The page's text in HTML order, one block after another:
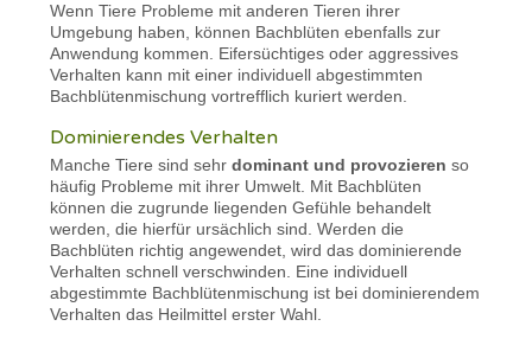
Wenn Tiere Probleme mit anderen Tieren ihrer
Umgebung haben, können Bachblüten ebenfalls zur
Anwendung kommen. Eifersüchtiges oder aggressives
Verhalten kann mit einer individuell abgestimmten
Bachblütenmischung vortrefflich kuriert werden.
Dominierendes Verhalten
Manche Tiere sind sehrdominant und provozieren so
häufig Probleme mit ihrer Umwelt. Mit Bachblüten
können die zugrunde liegenden Gefühle behandelt
werden, die hierfür ursächlich sind. Werden die
Bachblüten richtig angewendet, wird das dominierende
Verhalten schnell verschwinden. Eine individuell
abgestimmte Bachblütenmischung ist bei dominierendem
Verhalten das Heilmittel erster Wahl.